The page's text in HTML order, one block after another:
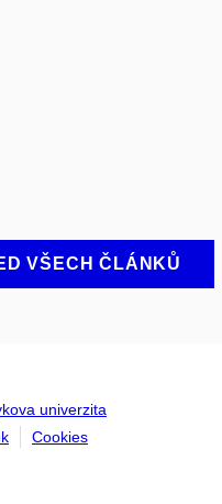
VŠECH ČLÁNKŮ
univerzita
Cookies